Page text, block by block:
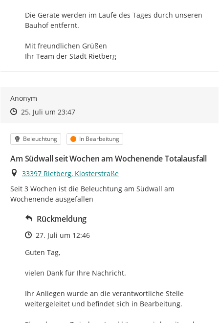
Die Geräte werden im Laufe des Tages durch unseren
Bauhof entfernt.
Mit freundlichen Grüßen
Ihr Team der Stadt Rietberg
Anonym
Zeitpunkt des Erstellens
Zeitpunkt des Erstellens
25. Juli um 23:47Zur Äußerung
Kategorie
Beleuchtung Status
In Bearbeitung
Am Südwall seit Wochen am Wochenende Totalausfall
Ort
33397 Rietberg, Klosterstraße
Seit 3 Wochen ist die Beleuchtung am Südwall am
Wochenende ausgefallen
Rückmeldung
Zeitpunkt des Erstellens
27. Juli um 12:46
Guten Tag,
vielen Dank für Ihre Nachricht.
Ihr Anliegen wurde an die verantwortliche Stelle
weitergeleitet und befindet sich in Bearbeitung.